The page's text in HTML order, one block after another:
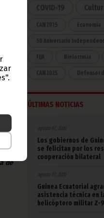
la
la
de
COVID-19
CAN 2015 Economía
50 Aniversario
FIJA Bielorrusia
CAN 2025 Defensor
ÚLTIMAS NOTICIAS
agosto 07, 2026
Los gobiernos de
se felicitan por los
cooperación bilateral
agosto 07, 2026
Guinea Ecuatorial
asistencia técnica en
helicóptero militar Z-9